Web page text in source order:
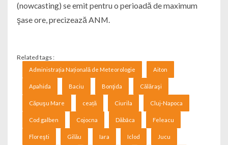
(nowcasting) se emit pentru o perioadă de maximum
şase ore, precizează ANM.
Related tags :
Administrația Națională de Meteorologie Aiton
Apahida Baciu Bonţida Călăraşi
Căpuşu Mare ceață Ciurila Cluj-Napoca
Cod galben Cojocna Dăbâca Feleacu
Floreşti Gilău Iara Iclod Jucu